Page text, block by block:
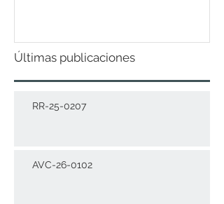
Últimas publicaciones
RR-25-0207
AVC-26-0102